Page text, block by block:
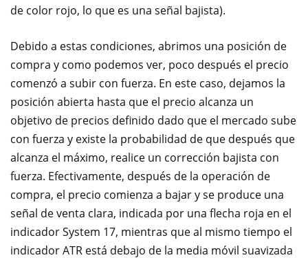
de color rojo, lo que es una señal bajista).
Debido a estas condiciones, abrimos una posición de
compra y como podemos ver, poco después el precio
comenzó a subir con fuerza. En este caso, dejamos la
posición abierta hasta que el precio alcanza un
objetivo de precios definido dado que el mercado sube
con fuerza y existe la probabilidad de que después que
alcanza el máximo, realice un corrección bajista con
fuerza. Efectivamente, después de la operación de
compra, el precio comienza a bajar y se produce una
señal de venta clara, indicada por una flecha roja en el
indicador System 17, mientras que al mismo tiempo el
indicador ATR está debajo de la media móvil suavizada